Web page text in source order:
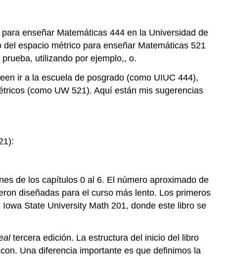
enseñar Matemáticas 444 en la Universidad de
espacio métrico para enseñar Matemáticas 521
utilizando por ejemplo,, o.
ir a la escuela de posgrado (como UIUC 444),
(como UW 521). Aquí están mis sugerencias
de los capítulos 0 al 6. El número aproximado de
diseñadas para el curso más lento. Los primeros
State University Math 201, donde este libro se
tercera edición. La estructura del inicio del libro
Una diferencia importante es que definimos la